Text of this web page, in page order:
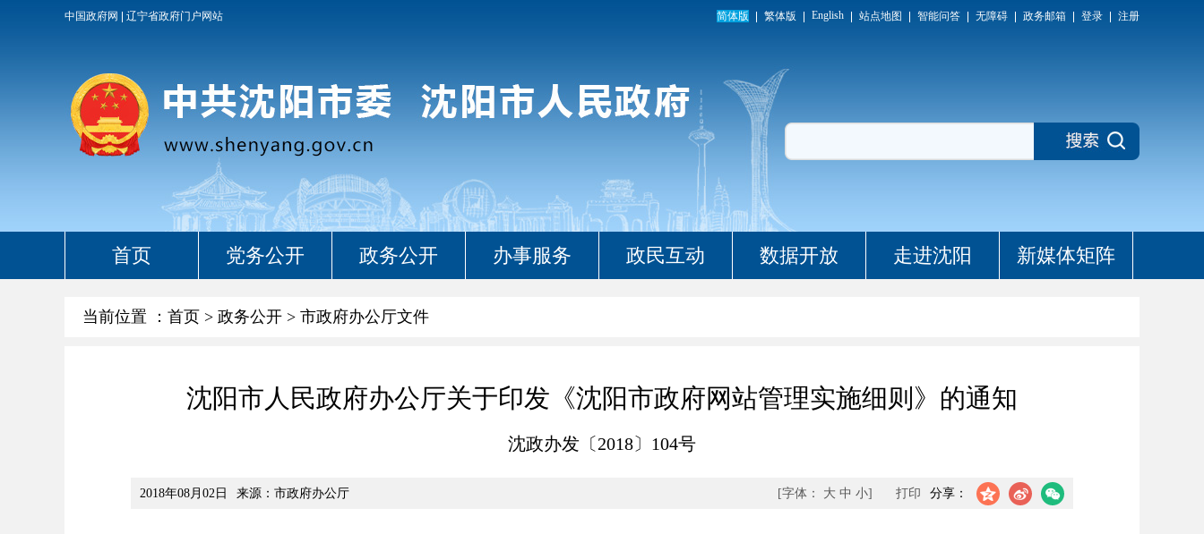
中国政府网 辽宁省政府门户网站 简体版 繁体版 English 站点地图 智能问答 无障碍 政务邮箱 登录 注册
首页 党务公开 政务公开 办事服务 政民互动 数据开放 走进沈阳 新媒体矩阵
当前位置 ： 首页 > 政务公开 > 市政府办公厅文件
沈阳市人民政府办公厅关于印发《沈阳市政府网站管理实施细则》的通知
沈政办发〔2018〕104号
2018年08月02日 来源：市政府办公厅 分享：
[字体： 大 中 小] 打印